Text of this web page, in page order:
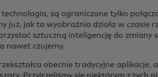
są ograniczone tylko
już, jak ta wyobraźnia działa w czasie
sztuczną inteligencję do zmiany
nawet czujemy.
obecnie tradycyjne aplikacje,